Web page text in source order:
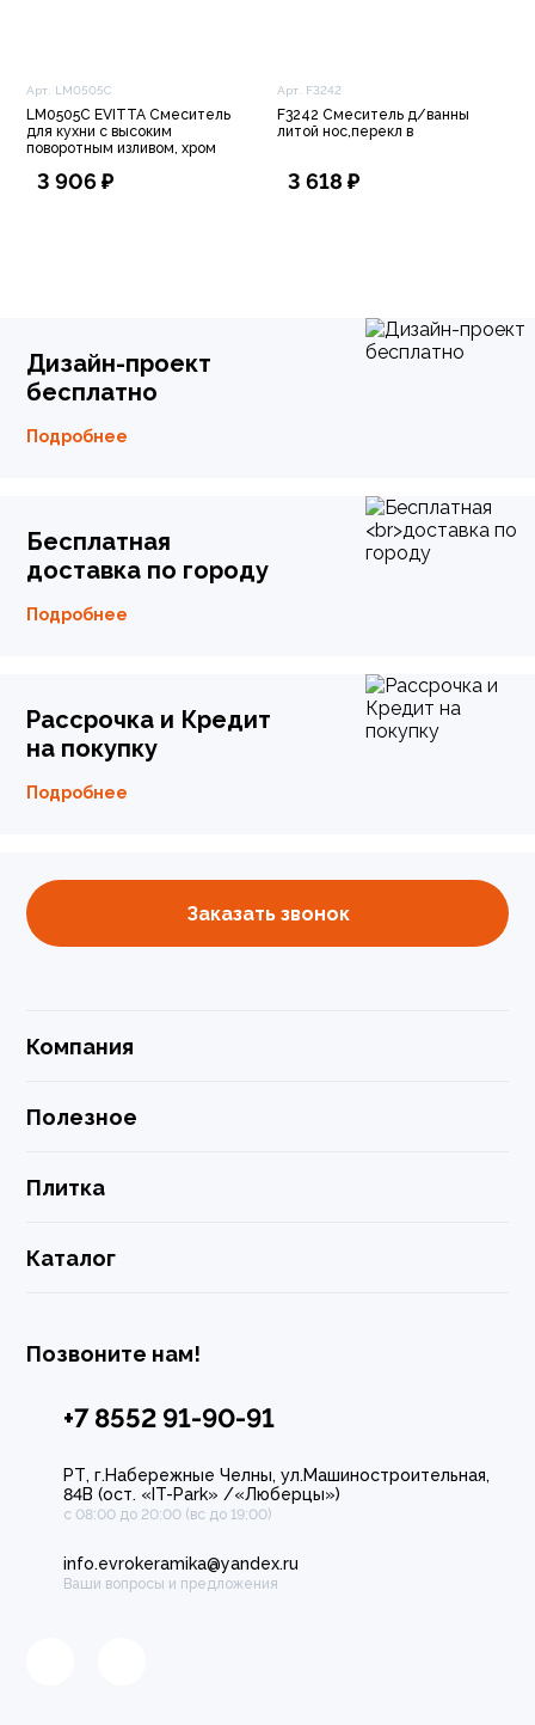
Арт. LM0505C
LM0505C EVITTA Смеситель
для кухни с высоким
поворотным изливом, хром
3 906 ₽
Арт. F3242
F3242 Смеситель д/ванны
литой нос,перекл в
3 618 ₽
Дизайн-проект
бесплатно
Подробнее
Бесплатная
доставка по городу
Подробнее
Рассрочка и Кредит
на покупку
Подробнее
Заказать звонок
Компания
Полезное
Плитка
Каталог
Позвоните нам!
+7 8552 91-90-91
РТ, г.Набережные Челны, ул.Машиностроительная,
84В (ост. «IT-Park» /«Люберцы»)
с 08:00 до 20:00 (вс до 19:00)
info.evrokeramika@yandex.ru
Ваши вопросы и предложения